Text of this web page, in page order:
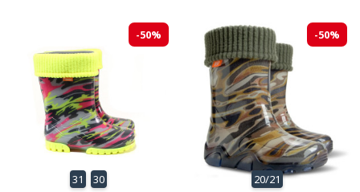
-50%
31 30
-50%
20/21